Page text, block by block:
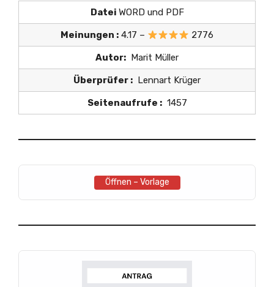
Datei WORD und PDF
Meinungen :4.17 – 2776
Autor: Marit Müller
Überprüfer : Lennart Krüger
Seitenaufrufe :1457
Öffnen – Vorlage